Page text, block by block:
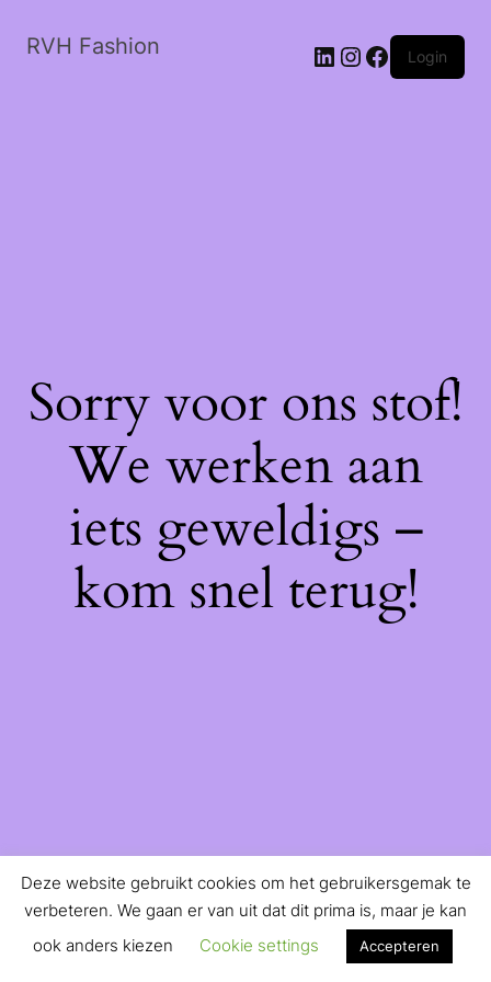
RVH Fashion LinkedIn
Instagram
Facebook
Login
Sorry voor ons stof!
We werken aan
iets geweldigs –
kom snel terug!
Deze website gebruikt cookies om het gebruikersgemak te
verbeteren. We gaan er van uit dat dit prima is, maar je kan
ook anders kiezen
Cookie settings Accepteren